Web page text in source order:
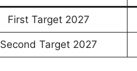
First Target 2027
Second Target 2027